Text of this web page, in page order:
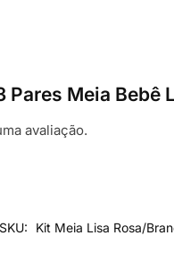
Meia Bebê
avaliação.
SKU: Kit Meia Lisa Rosa/